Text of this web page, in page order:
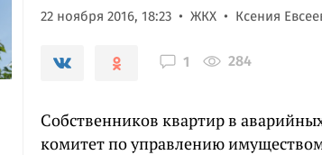
22 ноября 2016, 18:23 ЖКХ Ксения
1 284
Собственников квартир в
комитет по управлению